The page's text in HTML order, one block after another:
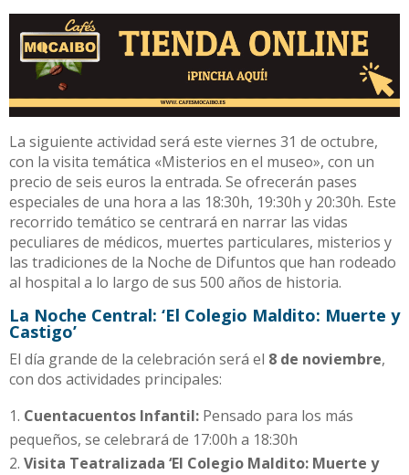
La siguiente actividad será este viernes 31 de octubre,
con la visita temática «Misterios en el museo», con un
precio de seis euros la entrada. Se ofrecerán pases
especiales de una hora a las 18:30h, 19:30h y 20:30h. Este
recorrido temático se centrará en narrar las vidas
peculiares de médicos, muertes particulares, misterios y
las tradiciones de la Noche de Difuntos que han rodeado
al hospital a lo largo de sus 500 años de historia.
La Noche Central: ‘El Colegio Maldito: Muerte y
Castigo’
El día grande de la celebración será el 8 de noviembre,
con dos actividades principales:
Cuentacuentos Infantil: Pensado para los más
pequeños, se celebrará de 17:00h a 18:30h
Visita Teatralizada ‘El Colegio Maldito: Muerte y